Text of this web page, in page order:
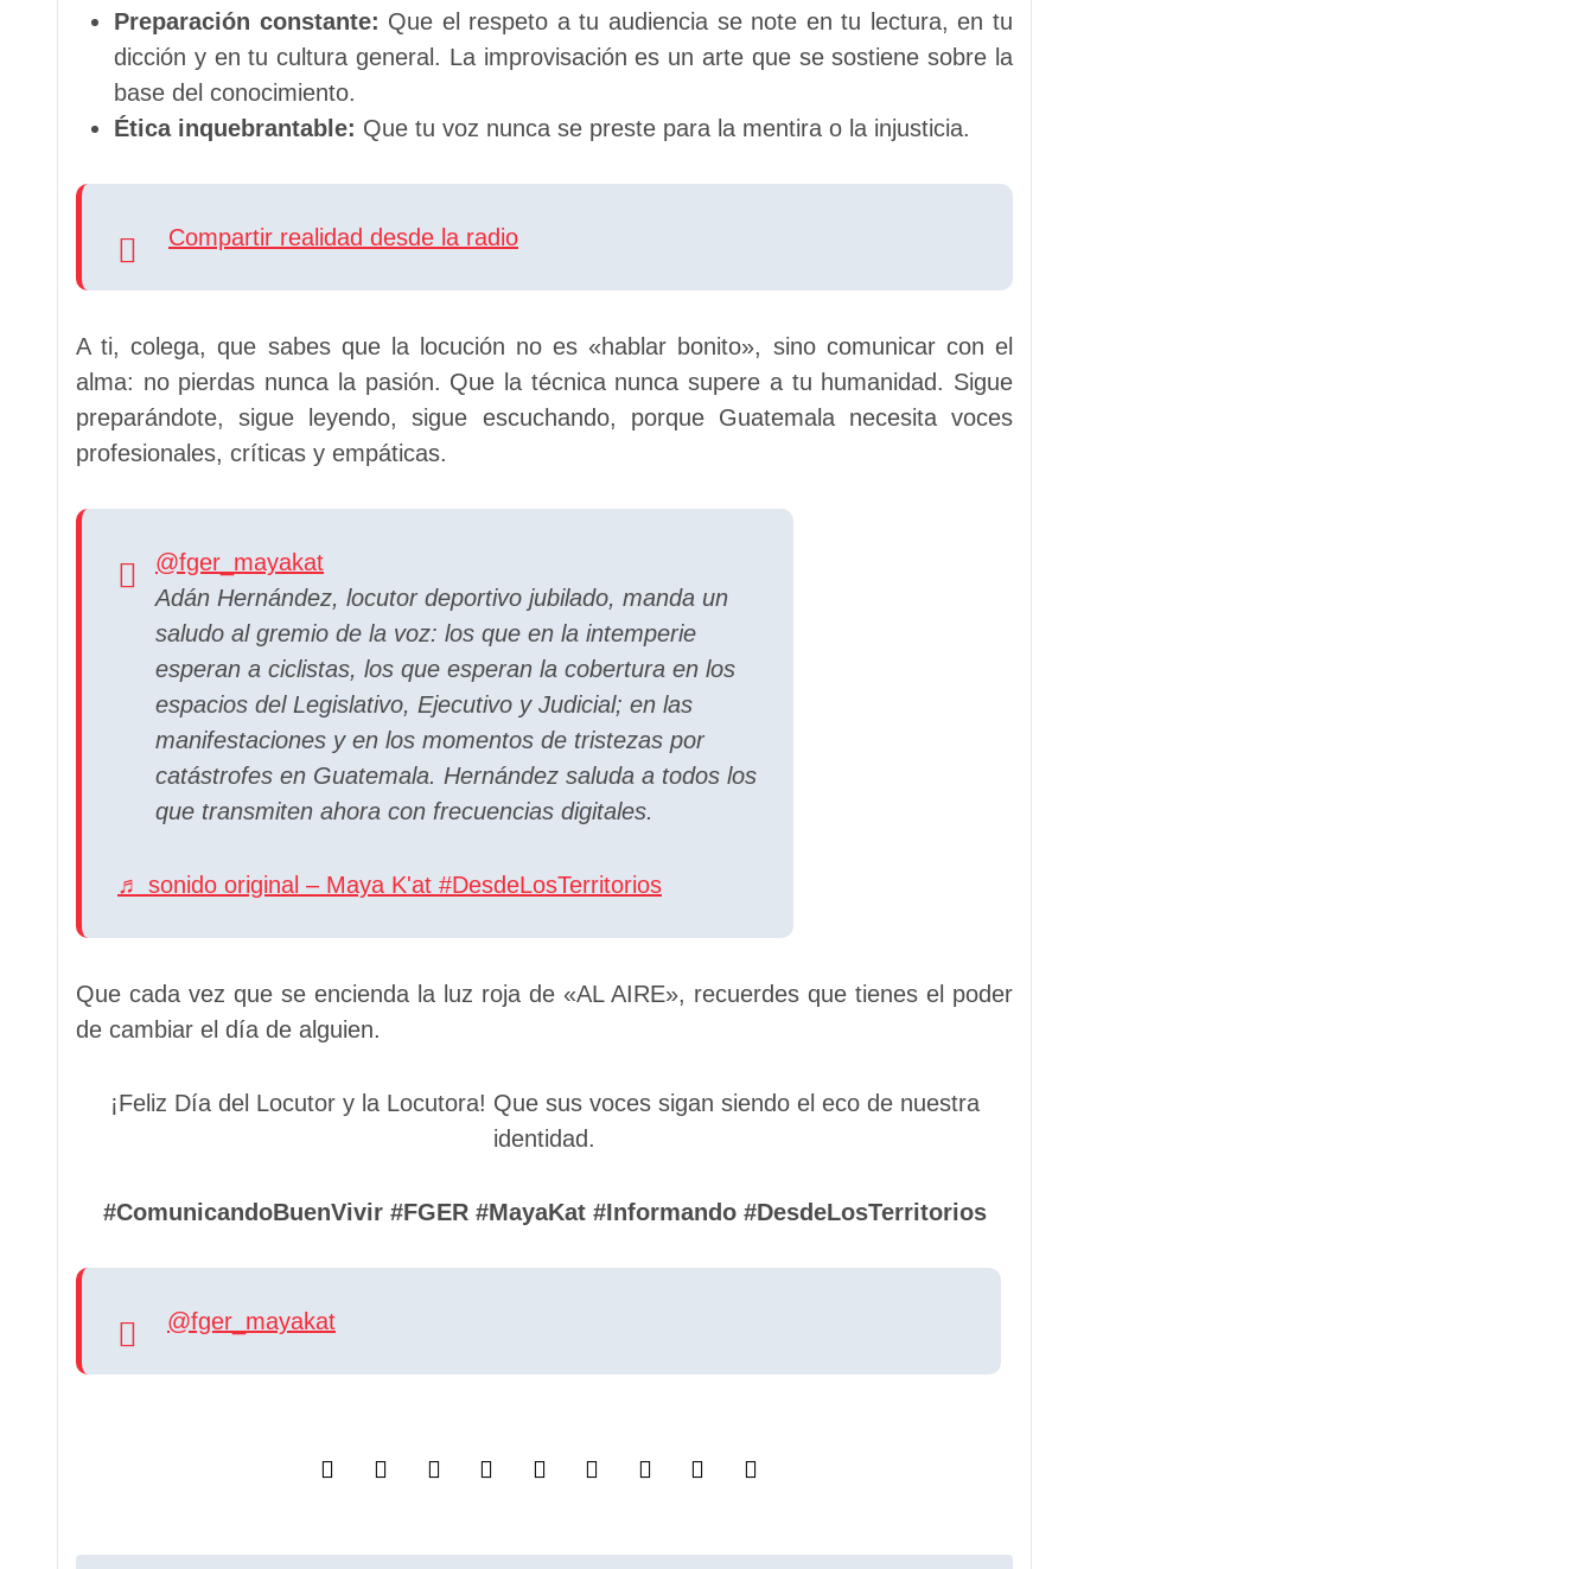
Preparación constante: Que el respeto a tu audiencia se note en tu lectura, en tu
dicción y en tu cultura general. La improvisación es un arte que se sostiene sobre la
base del conocimiento.
Ética inquebrantable: Que tu voz nunca se preste para la mentira o la injusticia.
Compartir realidad desde la radio
A ti, colega, que sabes que la locución no es «hablar bonito», sino comunicar con el
alma: no pierdas nunca la pasión. Que la técnica nunca supere a tu humanidad. Sigue
preparándote, sigue leyendo, sigue escuchando, porque Guatemala necesita voces
profesionales, críticas y empáticas.
@fger_mayakat
Adán Hernández, locutor deportivo jubilado, manda un
saludo al gremio de la voz: los que en la intemperie
esperan a ciclistas, los que esperan la cobertura en los
espacios del Legislativo, Ejecutivo y Judicial; en las
manifestaciones y en los momentos de tristezas por
catástrofes en Guatemala. Hernández saluda a todos los
que transmiten ahora con frecuencias digitales.
♬ sonido original – Maya K'at #DesdeLosTerritorios
Que cada vez que se encienda la luz roja de «AL AIRE», recuerdes que tienes el poder
de cambiar el día de alguien.
¡Feliz Día del Locutor y la Locutora! Que sus voces sigan siendo el eco de nuestra
identidad.
#ComunicandoBuenVivir #FGER #MayaKat #Informando #DesdeLosTerritorios
@fger_mayakat